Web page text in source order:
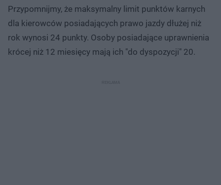
Przypomnijmy, że maksymalny limit punktów karnych
dla kierowców posiadających prawo jazdy dłużej niż
rok wynosi 24 punkty. Osoby posiadające uprawnienia
krócej niż 12 miesięcy mają ich "do dyspozycji" 20.